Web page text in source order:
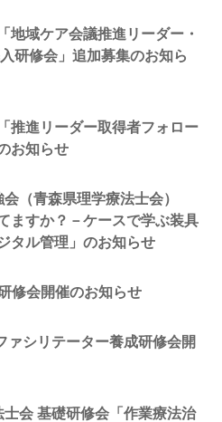
地域ケア会議推進リーダー・
研修会」追加募集のお知ら
推進リーダー取得者フォロー
お知らせ
（青森県理学療法士会）
ますか？－ケースで学ぶ装具
タル管理」のお知らせ
修会開催のお知らせ
ァシリテーター養成研修会開
会 基礎研修会「作業療法治